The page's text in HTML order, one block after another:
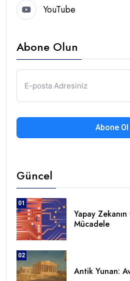
YouTube
Abone Olun
Abone Ol
Güncel
01
Yapay
Mücadele
02
Antik Yunan: